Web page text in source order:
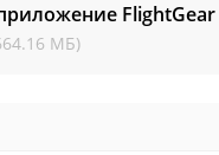
FlightGear
МБ)